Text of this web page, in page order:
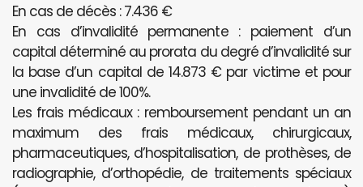
En cas de décès : 7.436 €
En cas d’invalidité permanente : paiement d’un
capital déterminé au prorata du degré d’invalidité sur
la base d’un capital de 14.873 € par victime et pour
une invalidité de 100%.
Les frais médicaux : remboursement pendant un an
maximum des frais médicaux, chirurgicaux,
pharmaceutiques, d’hospitalisation, de prothèses, de
radiographie, d’orthopédie, de traitements spéciaux